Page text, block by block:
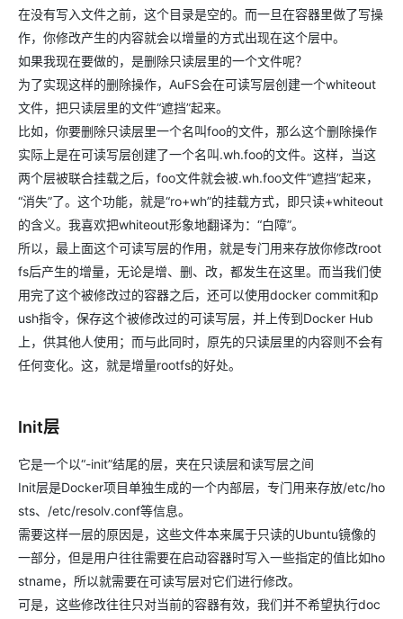
在没有写入文件之前，这个目录是空的。而一旦在容器里做了写操
作，你修改产生的内容就会以增量的方式出现在这个层中。
如果我现在要做的，是删除只读层里的一个文件呢？
为了实现这样的删除操作，AuFS会在可读写层创建一个whiteout
文件，把只读层里的文件“遮挡”起来。
比如，你要删除只读层里一个名叫foo的文件，那么这个删除操作
实际上是在可读写层创建了一个名叫.wh.foo的文件。这样，当这
两个层被联合挂载之后，foo文件就会被.wh.foo文件“遮挡”起来，
“消失”了。这个功能，就是“ro+wh”的挂载方式，即只读+whiteout
的含义。我喜欢把whiteout形象地翻译为：“白障”。
所以，最上面这个可读写层的作用，就是专门用来存放你修改root
fs后产生的增量，无论是增、删、改，都发生在这里。而当我们使
用完了这个被修改过的容器之后，还可以使用docker commit和p
ush指令，保存这个被修改过的可读写层，并上传到Docker Hub
上，供其他人使用；而与此同时，原先的只读层里的内容则不会有
任何变化。这，就是增量rootfs的好处。
Init层
它是一个以“-init”结尾的层，夹在只读层和读写层之间
Init层是Docker项目单独生成的一个内部层，专门用来存放/etc/ho
sts、/etc/resolv.conf等信息。
需要这样一层的原因是，这些文件本来属于只读的Ubuntu镜像的
一部分，但是用户往往需要在启动容器时写入一些指定的值比如ho
stname，所以就需要在可读写层对它们进行修改。
可是，这些修改往往只对当前的容器有效，我们并不希望执行doc